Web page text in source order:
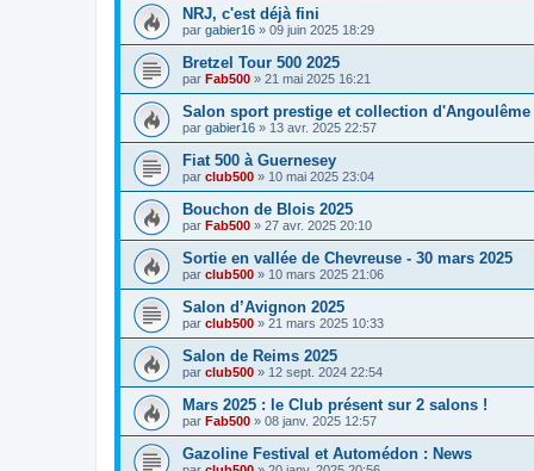
NRJ, c'est déjà fini
par gabier16 » 09 juin 2025 18:29
Bretzel Tour 500 2025
par Fab500 » 21 mai 2025 16:21
Salon sport prestige et collection d'Angoulême
par gabier16 » 13 avr. 2025 22:57
Fiat 500 à Guernesey
par club500 » 10 mai 2025 23:04
Bouchon de Blois 2025
par Fab500 » 27 avr. 2025 20:10
Sortie en vallée de Chevreuse - 30 mars 2025
par club500 » 10 mars 2025 21:06
Salon d’Avignon 2025
par club500 » 21 mars 2025 10:33
Salon de Reims 2025
par club500 » 12 sept. 2024 22:54
Mars 2025 : le Club présent sur 2 salons !
par Fab500 » 08 janv. 2025 12:57
Gazoline Festival et Automédon : News